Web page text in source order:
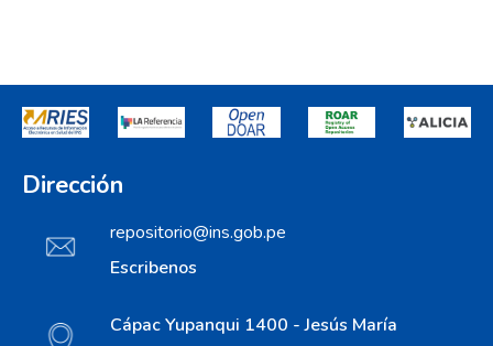
Dirección
repositorio@ins.gob.pe
Escribenos
Cápac Yupanqui 1400 - Jesús María